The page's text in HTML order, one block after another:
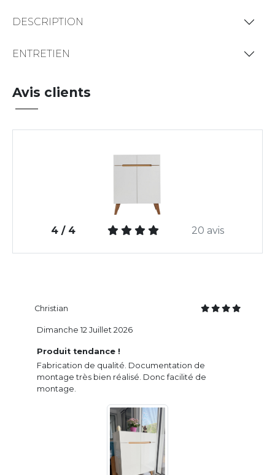
DESCRIPTION
ENTRETIEN
Avis clients
4 / 4 20 avis
Christian
Produit tendance !
Fabrication de qualité. Documentation de
montage très bien réalisé. Donc facilité de
montage.
Dimanche 12 Juillet 2026